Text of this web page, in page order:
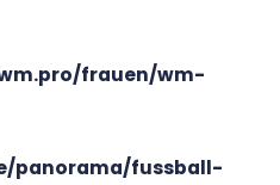
frauen/wm-
panorama/fussball-